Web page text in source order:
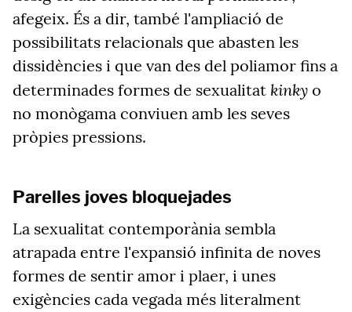
afegeix. És a dir, també l'ampliació de
possibilitats relacionals que abasten les
dissidències i que van des del poliamor fins a
determinades formes de sexualitat kinky o
no monògama conviuen amb les seves
pròpies pressions.
Parelles joves bloquejades
La sexualitat contemporània sembla
atrapada entre l'expansió infinita de noves
formes de sentir amor i plaer, i unes
exigències cada vegada més literalment